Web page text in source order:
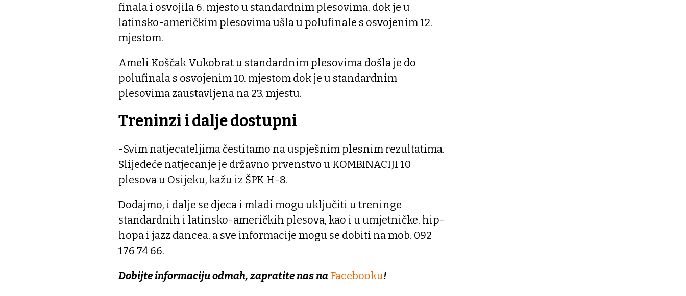
finala i osvojila 6. mjesto u standardnim plesovima, dok je u
latinsko-američkim plesovima ušla u polufinale s osvojenim 12.
mjestom.
Ameli Koščak Vukobrat u standardnim plesovima došla je do
polufinala s osvojenim 10. mjestom dok je u standardnim
plesovima zaustavljena na 23. mjestu.
Treninzi i dalje dostupni
-Svim natjecateljima čestitamo na uspješnim plesnim rezultatima.
Slijedeće natjecanje je državno prvenstvo u KOMBINACIJI 10
plesova u Osijeku, kažu iz ŠPK H-8.
Dodajmo, i dalje se djeca i mladi mogu uključiti u treninge
standardnih i latinsko-američkih plesova, kao i u umjetničke, hip-
hopa i jazz dancea, a sve informacije mogu se dobiti na mob. 092
176 74 66.
Dobijte informaciju odmah, zapratite nas na Facebooku!